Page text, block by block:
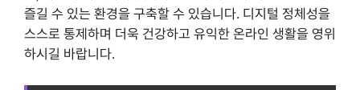
즐길 수 있는 환경을 구축할 수 있습니다. 디지털 정체성을
스스로 통제하며 더욱 건강하고 유익한 온라인 생활을 영위
하시길 바랍니다.